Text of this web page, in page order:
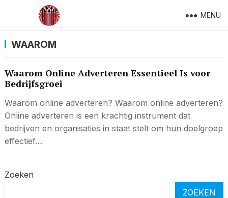
MENU
WAAROM
Waarom Online Adverteren Essentieel Is voor
Bedrijfsgroei
Waarom online adverteren? Waarom online adverteren?
Online adverteren is een krachtig instrument dat
bedrijven en organisaties in staat stelt om hun doelgroep
effectief…
Zoeken
ZOEKEN